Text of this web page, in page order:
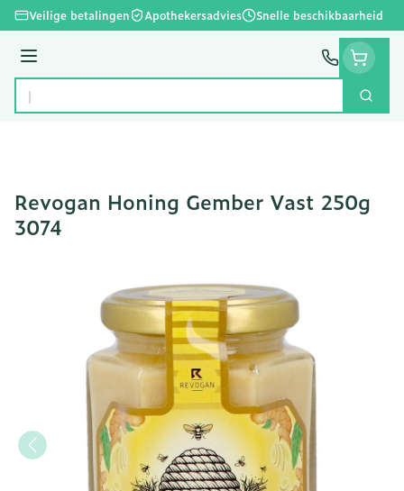
Ga naar de inhoud
Veilige betalingen Apothekersadvies Snelle beschikbaarheid
Menu
Product, merk, categorie...
Zoek
Revogan Honing Gember Vast 250g
3074